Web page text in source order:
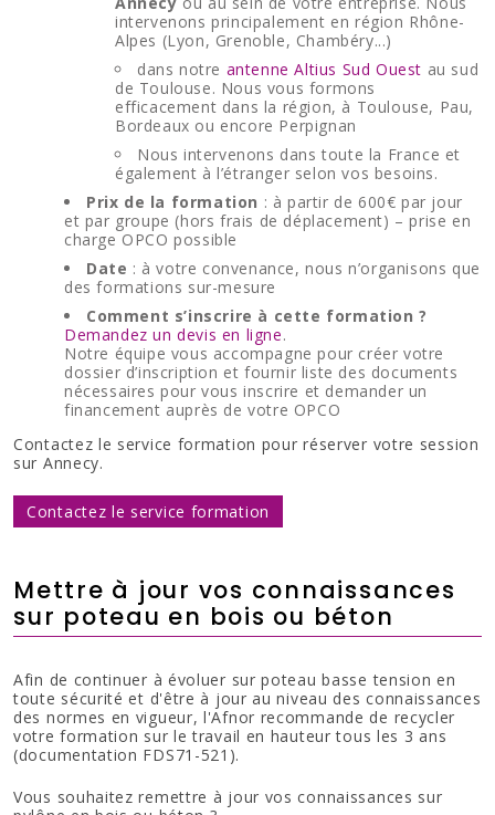
intervenons principalement en région Rhône-
Alpes (Lyon, Grenoble, Chambéry...)
dans notre antenne Altius Sud Ouest au sud
de Toulouse. Nous vous formons
efficacement dans la région, à Toulouse, Pau,
Bordeaux ou encore Perpignan
Nous intervenons dans toute la France et
également à l’étranger selon vos besoins.
Prix de la formation : à partir de 600€ par jour
et par groupe (hors frais de déplacement) – prise en
charge OPCO possible
Date : à votre convenance, nous n’organisons que
des formations sur-mesure
Comment s’inscrire à cette formation ?
Demandez un devis en ligne.
Notre équipe vous accompagne pour créer votre
dossier d’inscription et fournir liste des documents
nécessaires pour vous inscrire et demander un
financement auprès de votre OPCO
Contactez le service formation pour réserver votre session
sur Annecy.
Contactez le service formation
Mettre à jour vos connaissances
sur poteau en bois ou béton
Afin de continuer à évoluer sur poteau basse tension en
toute sécurité et d'être à jour au niveau des connaissances
des normes en vigueur, l'Afnor recommande de recycler
votre formation sur le travail en hauteur tous les 3 ans
(documentation FDS71-521).
Vous souhaitez remettre à jour vos connaissances sur